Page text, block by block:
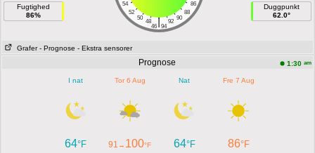
Fugtighed
86%
54
86
52
88
50
90
48 92
|
46 94
Duggpunkt
62.0°
Grafer - Prognose - Ekstra sensorer
Prognose 1:30 am
I nat Tor 6 Aug Nat Fre 7 Aug
64°F 91 → 100°F 64°F 86°F